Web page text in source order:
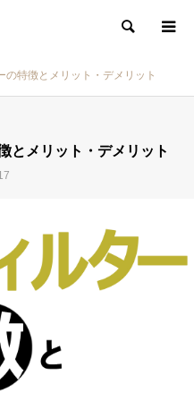
検索
の特徴とメリット・デメリット
とメリット・デメリット